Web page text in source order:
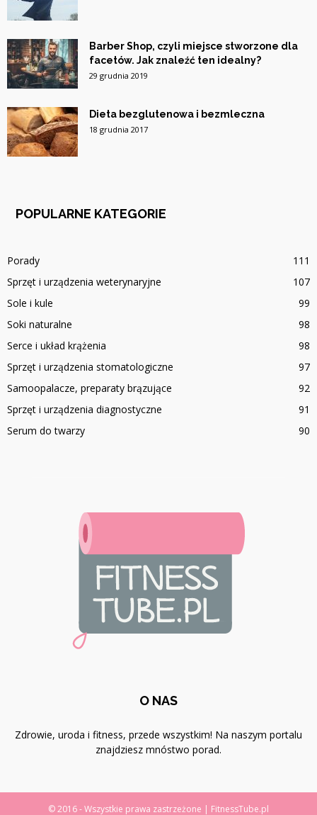
Barber Shop, czyli miejsce stworzone dla
facetów. Jak znaleźć ten idealny?
29 grudnia 2019
Dieta bezglutenowa i bezmleczna
18 grudnia 2017
POPULARNE KATEGORIE
Porady
111
Sprzęt i urządzenia weterynaryjne
107
Sole i kule
99
Soki naturalne
98
Serce i układ krążenia
98
Sprzęt i urządzenia stomatologiczne
97
Samoopalacze, preparaty brązujące
92
Sprzęt i urządzenia diagnostyczne
91
Serum do twarzy
90
O NAS
Zdrowie, uroda i fitness, przede wszystkim! Na naszym portalu
znajdziesz mnóstwo porad.
© 2016 - Wszystkie prawa zastrzeżone | FitnessTube.pl